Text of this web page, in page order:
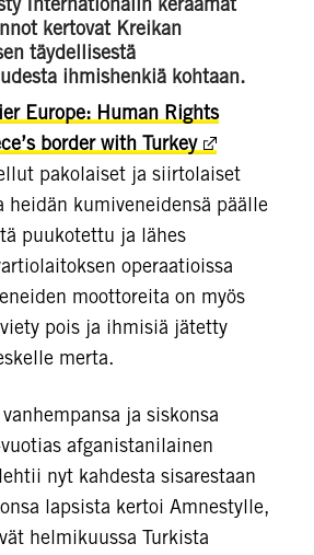
kertovat Kreikan
täydellisestä
ihmishenkiä kohtaan.
Europe: Human Rights
border with Turkey
pakolaiset ja siirtolaiset
heidän kumiveneidensä päälle
puukotettu ja lähes
operaatioissa
moottoreita on myös
pois ja ihmisiä jätetty
merta.
ja siskonsa
afganistanilainen
nyt kahdesta sisarestaan
lapsista kertoi Amnestylle,
helmikuussa Turkista